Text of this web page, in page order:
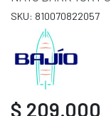
SKU: 810070822057
$ 209.000